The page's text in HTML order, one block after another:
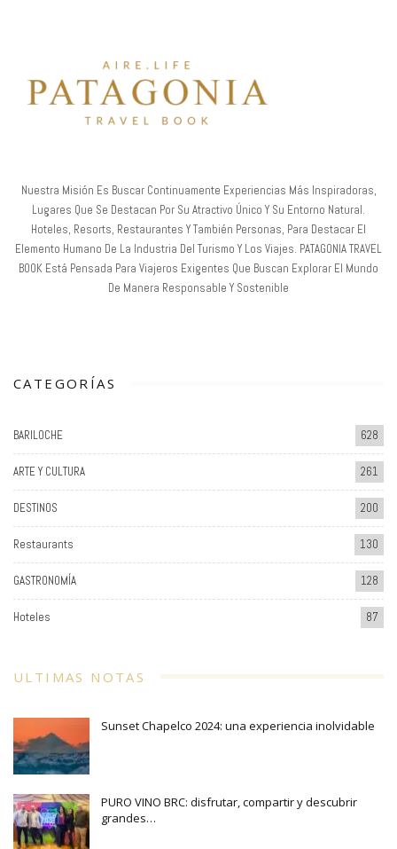
Nuestra Misión Es Buscar Continuamente Experiencias Más Inspiradoras,
Lugares Que Se Destacan Por Su Atractivo Único Y Su Entorno Natural.
Hoteles, Resorts, Restaurantes Y También Personas, Para Destacar El
Elemento Humano De La Industria Del Turismo Y Los Viajes. PATAGONIA TRAVEL
BOOK Está Pensada Para Viajeros Exigentes Que Buscan Explorar El Mundo
De Manera Responsable Y Sostenible
CATEGORÍAS
BARILOCHE 628
ARTE Y CULTURA 261
DESTINOS 200
Restaurants 130
GASTRONOMÍA 128
Hoteles 87
ULTIMAS NOTAS
Sunset Chapelco 2024: una experiencia inolvidable
PURO VINO BRC: disfrutar, compartir y descubrir
grandes…